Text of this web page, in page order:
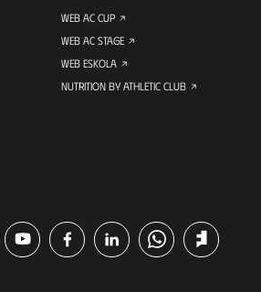
WEB AC CUP
WEB AC STAGE
WEB ESKOLA
NUTRITION BY ATHLETIC CLUB